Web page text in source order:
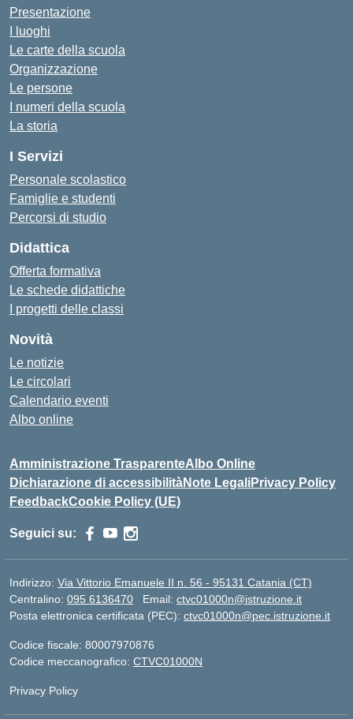
Presentazione
I luoghi
Le carte della scuola
Organizzazione
Le persone
I numeri della scuola
La storia
I Servizi
Personale scolastico
Famiglie e studenti
Percorsi di studio
Didattica
Offerta formativa
Le schede didattiche
I progetti delle classi
Novità
Le notizie
Le circolari
Calendario eventi
Albo online
Amministrazione TrasparenteAlbo Online
Dichiarazione di accessibilitàNote LegaliPrivacy Policy
FeedbackCookie Policy (UE)
Seguici su:
Indirizzo: Via Vittorio Emanuele II n. 56 - 95131 Catania (CT)
Centralino: 095 6136470 Email: ctvc01000n@istruzione.it
Posta elettronica certificata (PEC): ctvc01000n@pec.istruzione.it
Codice fiscale: 80007970876
Codice meccanografico: CTVC01000N
Privacy Policy